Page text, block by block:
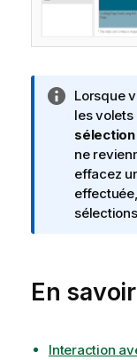
N
o
t
e
I
n
f
a
o
Lorsque
les
sélection
ne
effacez
En
Interaction